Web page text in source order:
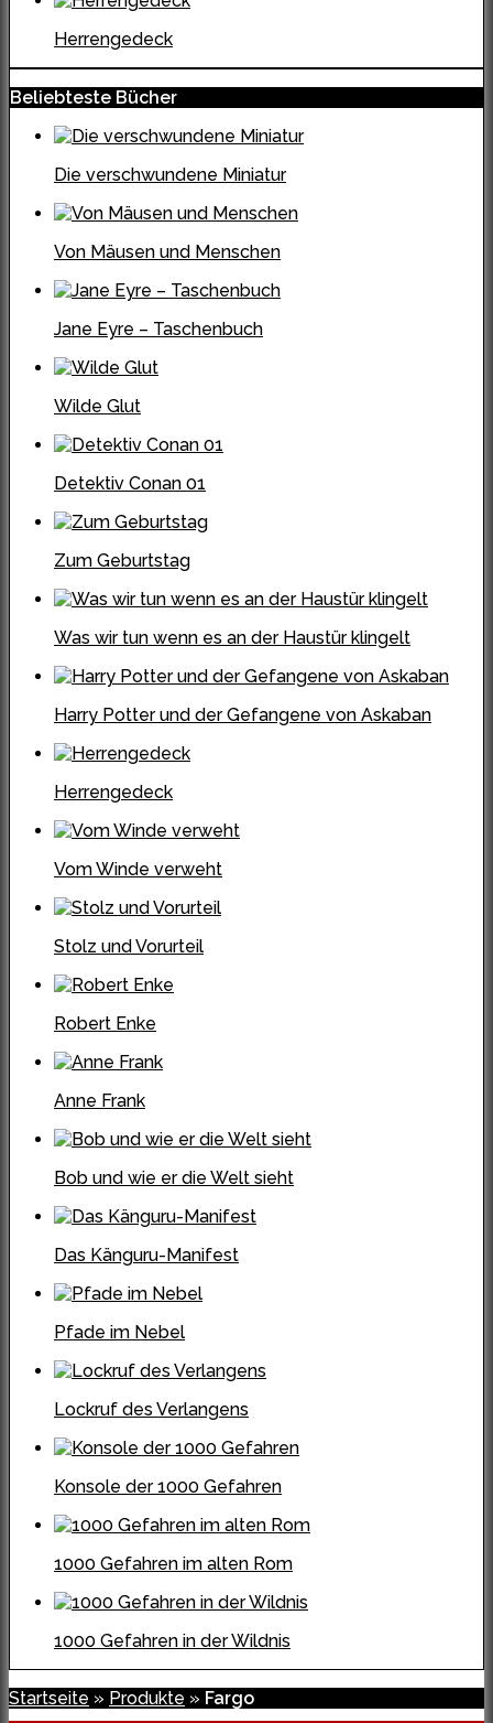
Herrengedeck
Beliebteste Bücher
Die verschwundene Miniatur
Von Mäusen und Menschen
Jane Eyre – Taschenbuch
Wilde Glut
Detektiv Conan 01
Zum Geburtstag
Was wir tun wenn es an der Haustür klingelt
Harry Potter und der Gefangene von Askaban
Herrengedeck
Vom Winde verweht
Stolz und Vorurteil
Robert Enke
Anne Frank
Bob und wie er die Welt sieht
Das Känguru-Manifest
Pfade im Nebel
Lockruf des Verlangens
Konsole der 1000 Gefahren
1000 Gefahren im alten Rom
1000 Gefahren in der Wildnis
Startseite » Produkte » Fargo